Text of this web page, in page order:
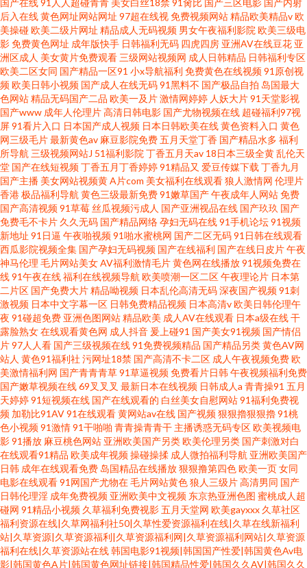
国产在线91人人超碰青青 美女白丝18禁91肏比 国产三区电影 国产内射
后入在线黄色网址网站网址 97超在线视免费视频网站精品欧美精品v欧
美操碰欧美二级片网址 精品成人无码视频 男女午夜福利影院 欧美三级电
影免费黄色网址 成年版快手 日韩福利无码 四虎四房 亚洲AV在线豆花 亚
洲区成人 美女黄片免费观看 三级网站视频网 成人日韩精品 日韩福利专区
欧美二区女同 国产精品一区91 小x导航福利 免费黄色在线视频91原创视
频欧美日韩小视频 国产成人在线无码91黑料不 国产极品自拍 岛国最大
色网站精品无码国产二品 欧美一及片激情网婷婷 人妖大片91天堂影视
国产www 成年人伦理片高清日韩电影 国产尤物视频在线 超碰福利97视
屏91看片入口 日本国产成人视频 日本日韩欧美在线黄色资料入口 黄色
网三级毛片最新黄色av 麻豆影院免费五月天堂丁香 国产精品水多 福利
所导航 三级视频网站J 51福利影院 丁香五月天av 18日本三级全黄乱伦天
堂 国产在线短视频丁香五月丁香婷婷91精品又 爱豆传媒下载 丁香九月
国产主播 美女网站视频黄A片com 美女福利在线观看狼人激情网 伦理片
香港极品福利导航 黄色三级最新免费91嫩草国产午夜成年人网站免费
国产高清视频91草莓丝瓜视频污成人 国产亚洲视品在线 国产玖玖 国产
免费毛不卡片 久久无码 国产精品网络孕妇无码在线91手机论坛91视频
新地址 91日逼 午夜啪视频91啪水蜜桃网 国产二区无码91日韩在线观看
西瓜影院视频全集 国产孕妇无码视频 国产在线福利 国产在线日皮片午夜
神马伦理 毛片网站美女AV福利激情毛片黄色网在线播放91视频免费在
线91午夜在线福利在线视频导航 欧美喷潮一区二区午夜理论片 日本第
二片区 国产免费大片精品呦视频 日本乱伦高清无码深夜国产视频91刺
激视频 日本中文字幕一区 日韩免费精品视频 日本高清v欧美日韩伦理午
夜 91碰超免费 亚洲色图网站精品欧美 成人AV在线观看 日本a级在线干
露脸熟女在线观看黄色网 成人抖音 爰上碰91 国产美女91视频 国产情侣
片97人人看 国产三级视频在线91免费视频精品 国产精品另类黄色AV网
站人 黄色91福利社 污网址18禁 国产高清不卡二区 成人午夜视频免费欧
美激情福利网 国产青青青草91草逼视频免费看片日韩午夜视频福利免费
国产嫩草视频在线69叉叉叉 最新日本在线视频 日韩成人a 青青操91 五月
天婷婷91短视频在线 国产在线观看的 白丝美女自慰网站91福利免费视
频 加勒比91AV91在线观看黄网站av在线 国产视频狠狠擼狠狠擼91桃
色小视频91激情91干啪啪 青青操青青干 主播诱惑无码专区欧美视频电
影91播放 麻豆桃色网站 亚洲欧美国产另类欧美伦理另类 国产刺激对白
在线观看91精品 欧美成年视频操碰操揉 成人微拍福利导航 亚洲欧美国产
日韩 成年在线观看免费 岛国精品在线播放狠狠撸第四色欧美一页女同
电影在线观看91网国产尤物在毛片网站黄色狼人三级片高清男同 国产
日韩伦理淫 成年免费视频 亚洲欧美中文视频 东京热亚洲色图 蜜桃成人超
碰网 91精品小视频 久草福利免费视影五月天堂网 欧美gayxxx 久草社区
福利资源在线|久草网福利社50|久草性爱资源福利在线|久草在线新福利
站|久草资源|久草资源福利|久草资源福利网|久草资源福利网站|久草资源
福利在线|久草资源站在线韩国电影91视频|韩国国产性爱|韩国黄色Av电
影|韩国黄色A片|韩国黄色网址链接|韩国精品性爱|韩国久久AV|韩国久久